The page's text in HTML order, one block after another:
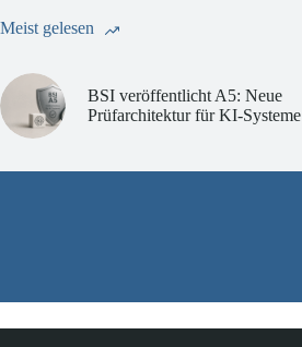
Meist gelesen
BSI veröffentlicht A5: Neue
Prüfarchitektur für KI-Systeme